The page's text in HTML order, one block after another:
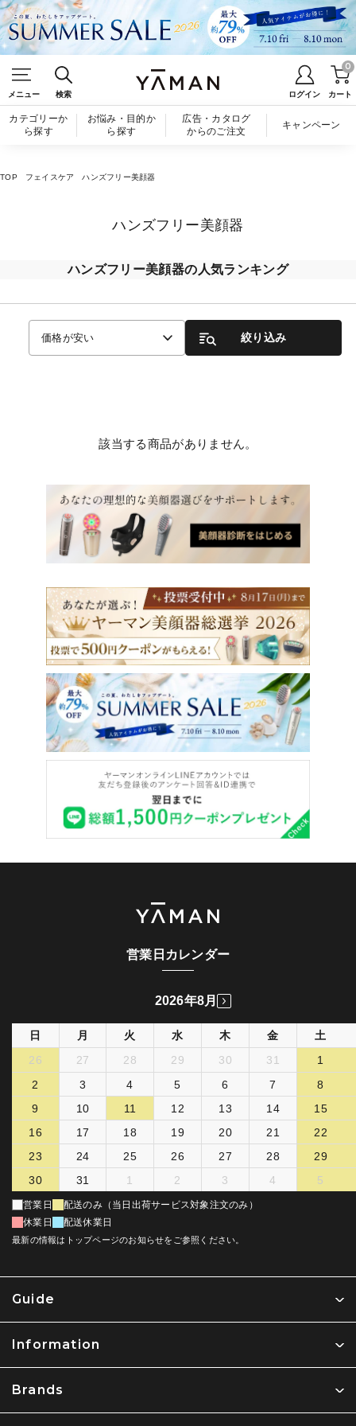
メニュー 検索 ログイン カート
0
カテゴリーか
ら探す
お悩み・目的か
ら探す
広告・カタログ
からのご注文
キャンペーン
TOP フェイスケア ハンズフリー美顔器
ハンズフリー美顔器
ハンズフリー美顔器の人気ランキング
価格が安い 絞り込み
該当する商品がありません。
Guide
Information
Brands
営業日カレンダー
2026年8月
日 月 火 水 木 金
土
26
27 28 29 30 31
1
2
3 4 5 6 7
8
9
10 11 12 13 14
15
16
17 18 19 20 21
22
23
24 25 26 27 28
29
30
31 1 2 3 4 5
営業日
配送のみ（当日出荷サービス対象注文のみ）
休業日
配送休業日
最新の情報はトップページのお知らせをご参照ください。